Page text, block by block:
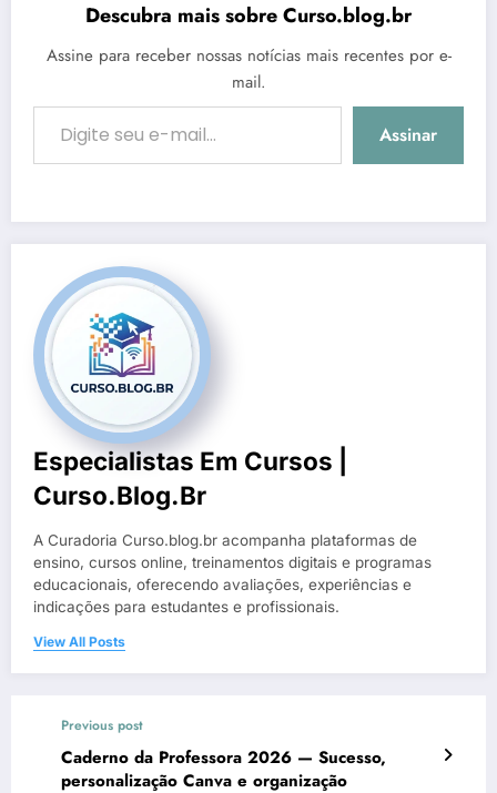
Descubra mais sobre Curso.blog.br
Assine para receber nossas notícias mais recentes por e-
mail.
Digite seu e-mail…
Assinar
Especialistas Em Cursos |
Curso.blog.br
A Curadoria Curso.blog.br acompanha plataformas de
ensino, cursos online, treinamentos digitais e programas
educacionais, oferecendo avaliações, experiências e
indicações para estudantes e profissionais.
View All Posts
Previous post
Caderno da Professora 2026 — Sucesso,
personalização Canva e organização